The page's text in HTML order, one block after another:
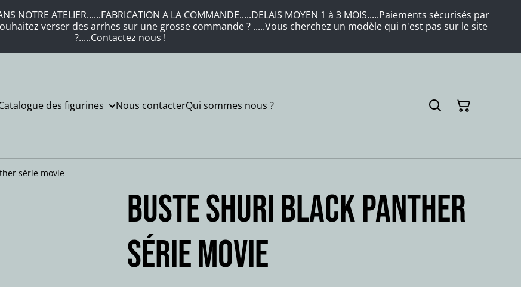
NOTRE ATELIER......FABRICATION A LA COMMANDE.....DELAIS MOYEN 1 à 3 MOIS.....Paiements sécurisés par
verser des arrhes sur une grosse commande ? .....Vous cherchez un modèle qui n'est pas sur le site
?.....Contactez nous !
des figurines Nous contacterQui sommes nous ?
série movie
Buste SHURI Black panther
série movie